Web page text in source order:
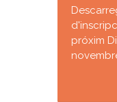
próxim